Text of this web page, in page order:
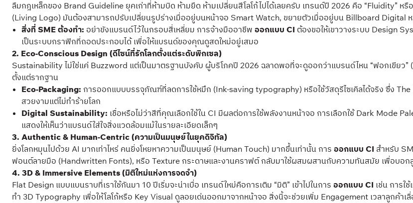
ลืมกฎเหล็กของ Brand Guideline ยุคเก่าที่ห้ามบิด ห้ามยืด ห้ามเปลี่ยนสีโลโก้ไปได้เลยครับ เทรนด์ปี 2026 คือ “Fluidity” หรื
(Living Logo) มันต้องสามารถปรับเปลี่ยนรูปร่างเมื่ออยู่บนหน้าจอ Smart Watch, ขยายตัวเมื่ออยู่บน Billboard
สิ่งที่ SME ต้องทำ: อย่าขังแบรนด์ไว้ในกรอบสี่เหลี่ยม การจ้างมืออาชีพออกแบบ CI ต้องขอให้เขาวางระบบ Design
เป็นระบบกราฟิกที่ถอดประกอบได้ เพื่อให้แบรนด์ของคุณดูสดใหม่อยู่เสมอ
2. Eco-Conscious Design (ดีไซน์ที่รักโลกตั้งแต่ระดับพิกเซล)
Sustainability ไม่ใช่แค่ Buzzword แต่เป็นมาตรฐานบังคับ ผู้บริโภคปี 2026 ฉลาดพอที่จะดูออกว่าแบรนด์ไหน “ฟอกเขียว”
ตั้งแต่รากฐาน
Eco-Packaging: การออกแบบบรรจุภัณฑ์ที่ลดการใช้หมึก (Ink-saving typography) หรือใช้วัสดุรีไซเคิลได้จริง ซึ่ง
สวยงามแต่ไม่ทำร้ายโลก
Digital Sustainability: เชื่อหรือไม่ว่าสีที่คุณเลือกใช้ใน CI มีผลต่อการใช้พลังงานหน้าจอ การเลือกใช้ Dark Mode
แสดงให้เห็นว่าแบรนด์ใส่ใจสิ่งแวดล้อมแม้ในรายละเอียดเล็กๆ
3. Authentic & Human-Centric (ความเป็นมนุษย์ในยุคดิจิทัล)
ยิ่งโลกหมุนไปด้วย AI มากเท่าไหร่ คนยิ่งโหยหาความเป็นมนุษย์ (Human Touch) มากขึ้นเท่านั้น การ ออกแบบ CI สำหรับ
ฟอนต์ลายมือ (Handwritten Fonts), หรือ Texture กระดาษและงานคราฟต์ กลับมาใช้ผสมผสานกับความทันสมัย เพื่อบอก
4. 3D & Immersive Elements (มิติใหม่แห่งการจดจำ)
Flat Design แบบแบนราบที่เราใช้กันมา 10 ปีเริ่มจะน่าเบื่อ เทรนด์ใหม่คือการเติม “มิติ” เข้าไปในการ ออกแบบ CI เช่น การใ
ทำ 3D Typography เพื่อให้โลโก้หรือ Key Visual ดูลอยเด่นออกมาจากหน้าจอ สิ่งนี้จะช่วยเพิ่ม Engagement เวลาลูกค้าเ